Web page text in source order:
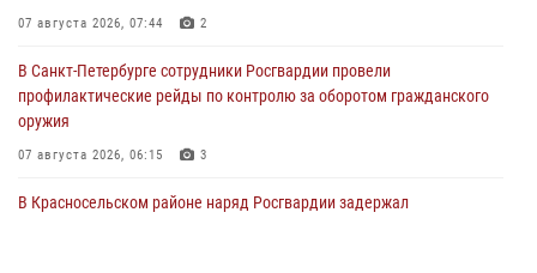
07 августа 2026, 07:44 2
В Санкт-Петербурге сотрудники Росгвардии провели
профилактические рейды по контролю за оборотом гражданского
оружия
07 августа 2026, 06:15 3
В Красносельском районе наряд Росгвардии задержал